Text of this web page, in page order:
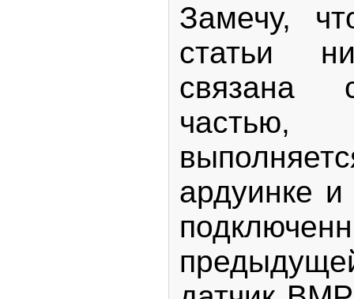
Замечу,
статьи
связана
ардуинке